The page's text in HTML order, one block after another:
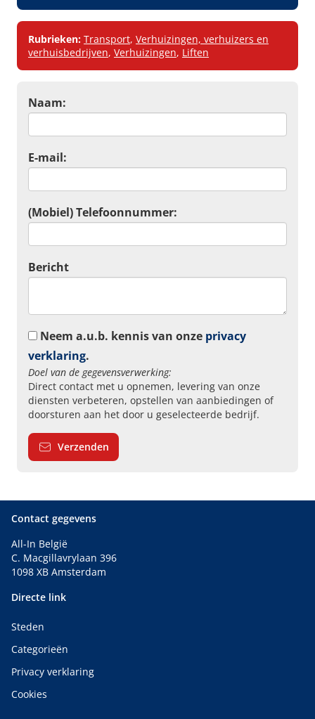
Rubrieken: Transport, Verhuizingen, verhuizers en
verhuisbedrijven, Verhuizingen, Liften
Naam:
E-mail:
(Mobiel) Telefoonnummer:
Bericht
Neem a.u.b. kennis van onze privacy
verklaring.
Doel van de gegevensverwerking:
Direct contact met u opnemen, levering van onze
diensten verbeteren, opstellen van aanbiedingen of
doorsturen aan het door u geselecteerde bedrijf.
Verzenden
Contact gegevens
All-In België
C. Macgillavrylaan 396
1098 XB Amsterdam
Directe link
Steden
Categorieën
Privacy verklaring
Cookies